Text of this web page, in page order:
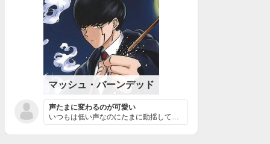
マッシュ・バーンデッド
声たまに変わるのが可愛い
いつもは低い声なのにたまに動揺しておんなじ言葉を繰り返...